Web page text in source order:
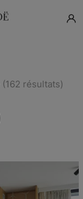
(162 résultats)